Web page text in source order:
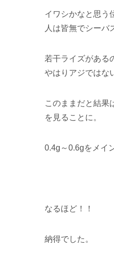
イワシかなと思う
人は皆無でシーバ
若干ライズがある
やはりアジではな
このままだと結果
を見ることに。
0.4g～0.6gをメイ
なるほど！！
納得でした。